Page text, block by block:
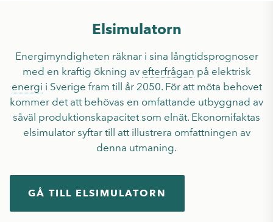
Elsimulatorn
Energimyndigheten räknar i sina långtidsprognoser
med en kraftig ökning av efterfrågan på elektrisk
energi i Sverige fram till år 2050. För att möta behovet
kommer det att behövas en omfattande utbyggnad av
såväl produktionskapacitet som elnät. Ekonomifaktas
elsimulator syftar till att illustrera omfattningen av
denna utmaning.
GÅ TILL ELSIMULATORN